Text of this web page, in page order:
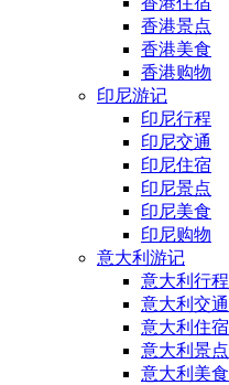
香港景点
香港美食
香港购物
印尼游记
印尼行程
印尼交通
印尼住宿
印尼景点
印尼美食
印尼购物
意大利游记
意大利行程
意大利交通
意大利住宿
意大利景点
意大利美食